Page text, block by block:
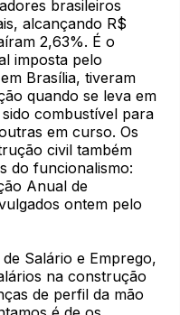
brasileiros
alcançando R$
2,63%. É o
imposta pelo
Brasília, tiveram
quando se leva em
combustível para
em curso. Os
civil também
do funcionalismo:
Anual de
ontem pelo
Salário e Emprego,
na construção
de perfil da mão